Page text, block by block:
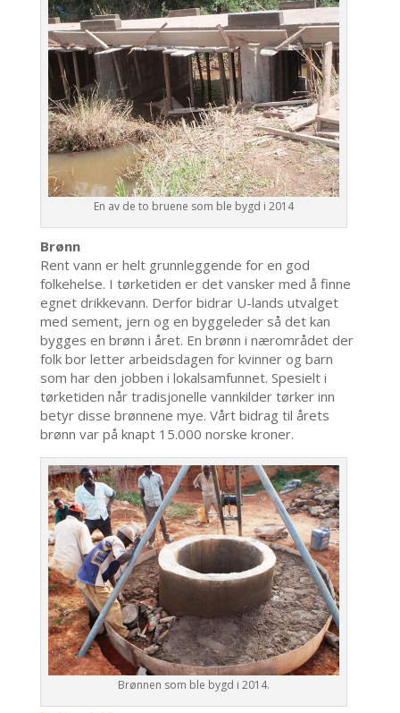
En av de to bruene som ble bygd i 2014
Brønn
Rent vann er helt grunnleggende for en god
folkehelse. I tørketiden er det vansker med å finne
egnet drikkevann. Derfor bidrar U-lands utvalget
med sement, jern og en byggeleder så det kan
bygges en brønn i året. En brønn i nærområdet der
folk bor letter arbeidsdagen for kvinner og barn
som har den jobben i lokalsamfunnet. Spesielt i
tørketiden når tradisjonelle vannkilder tørker inn
betyr disse brønnene mye. Vårt bidrag til årets
brønn var på knapt 15.000 norske kroner.
Brønnen som ble bygd i 2014.